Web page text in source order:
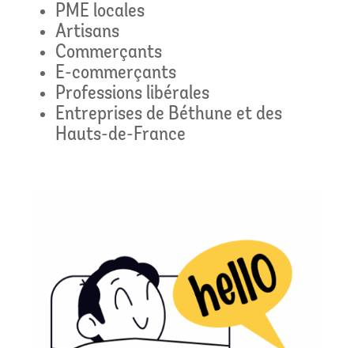
PME locales
Artisans
Commerçants
E-commerçants
Professions libérales
Entreprises de Béthune et des
Hauts-de-France